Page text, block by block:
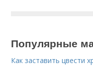
Популярные
Как заставить цвести